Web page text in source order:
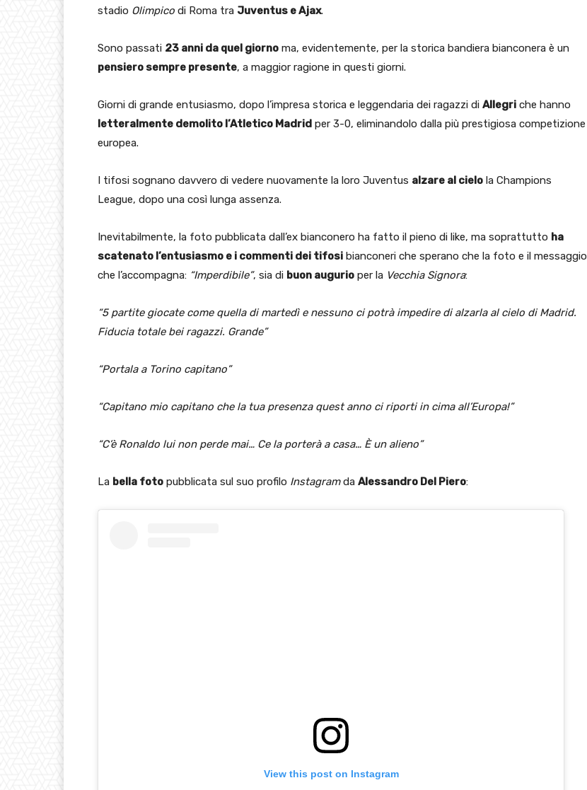
stadio Olimpico di Roma tra Juventus e Ajax.
Sono passati 23 anni da quel giorno ma, evidentemente, per la storica bandiera bianconera è un
pensiero sempre presente, a maggior ragione in questi giorni.
Giorni di grande entusiasmo, dopo l’impresa storica e leggendaria dei ragazzi di Allegri che hanno
letteralmente demolito l’Atletico Madrid per 3-0, eliminandolo dalla più prestigiosa competizione
europea.
I tifosi sognano davvero di vedere nuovamente la loro Juventus alzare al cielo la Champions
League, dopo una così lunga assenza.
Inevitabilmente, la foto pubblicata dall’ex bianconero ha fatto il pieno di like, ma soprattutto ha
scatenato l’entusiasmo e i commenti dei tifosi bianconeri che sperano che la foto e il messaggio
che l’accompagna: “Imperdibile”, sia di buon augurio per la Vecchia Signora:
“5 partite giocate come quella di martedì e nessuno ci potrà impedire di alzarla al cielo di Madrid.
Fiducia totale bei ragazzi. Grande”
“Portala a Torino capitano”
“Capitano mio capitano che la tua presenza quest anno ci riporti in cima all’Europa!”
“C’è Ronaldo lui non perde mai… Ce la porterà a casa… È un alieno”
La bella foto pubblicata sul suo profilo Instagramda Alessandro Del Piero:
View this post on Instagram